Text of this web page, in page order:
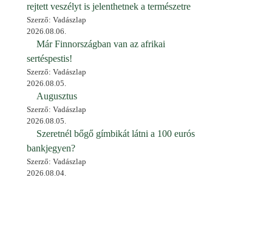
rejtett veszélyt is jelenthetnek a természetre
Szerző: Vadászlap
2026.08.06.
Már Finnországban van az afrikai
sertéspestis!
Szerző: Vadászlap
2026.08.05.
Augusztus
Szerző: Vadászlap
2026.08.05.
Szeretnél bőgő gímbikát látni a 100 eurós
bankjegyen?
Szerző: Vadászlap
2026.08.04.